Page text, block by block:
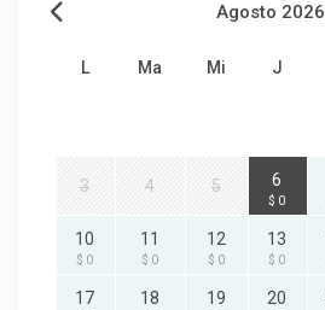
Agosto 2026
L Ma Mi J
3 4 5 6
$ 0
10
$ 0
11
$ 0
12
$ 0
13
$ 0
17 18 19 20